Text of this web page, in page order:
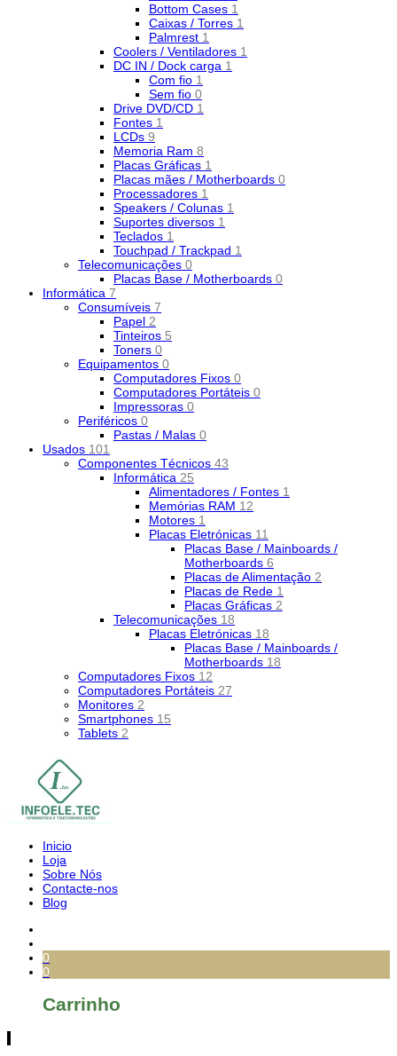
Bottom Cases 1
Caixas / Torres 1
Palmrest 1
Coolers / Ventiladores 1
DC IN / Dock carga 1
Com fio 1
Sem fio 0
Drive DVD/CD 1
Fontes 1
LCDs 9
Memoria Ram 8
Placas Gráficas 1
Placas mães / Motherboards 0
Processadores 1
Speakers / Colunas 1
Suportes diversos 1
Teclados 1
Touchpad / Trackpad 1
Telecomunicações 0
Placas Base / Motherboards 0
Informática 7
Consumíveis 7
Papel 2
Tinteiros 5
Toners 0
Equipamentos 0
Computadores Fixos 0
Computadores Portáteis 0
Impressoras 0
Periféricos 0
Pastas / Malas 0
Usados 101
Componentes Técnicos 43
Informática 25
Alimentadores / Fontes 1
Memórias RAM 12
Motores 1
Placas Eletrónicas 11
Placas Base / Mainboards /
Motherboards 6
Placas de Alimentação 2
Placas de Rede 1
Placas Gráficas 2
Telecomunicações 18
Placas Eletrónicas 18
Placas Base / Mainboards /
Motherboards 18
Computadores Fixos 12
Computadores Portáteis 27
Monitores 2
Smartphones 15
Tablets 2
Inicio
Loja
Sobre Nós
Contacte-nos
Blog
0
0
Carrinho